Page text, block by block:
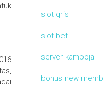
slot qris
slot bet
server kamboja
bonus new